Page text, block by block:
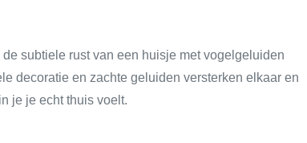
subtiele rust van een huisje met vogelgeluiden
decoratie en zachte geluiden versterken elkaar en
je je echt thuis voelt.